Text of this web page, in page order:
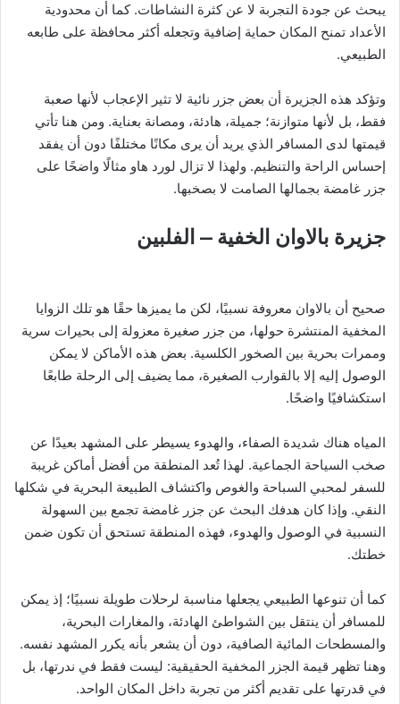
يبحث عن جودة التجربة لا عن كثرة النشاطات. كما أن محدودية
الأعداد تمنح المكان حماية إضافية وتجعله أكثر محافظة على طابعه
الطبيعي.
وتؤكد هذه الجزيرة أن بعض جزر نائية لا تثير الإعجاب لأنها صعبة
فقط، بل لأنها متوازنة؛ جميلة، هادئة، ومصانة بعناية. ومن هنا تأتي
قيمتها لدى المسافر الذي يريد أن يرى مكانًا مختلفًا دون أن يفقد
إحساس الراحة والتنظيم. ولهذا لا تزال لورد هاو مثالًا واضحًا على
جزر غامضة بجمالها الصامت لا بصخبها.
جزيرة بالاوان الخفية – الفلبين
صحيح أن بالاوان معروفة نسبيًا، لكن ما يميزها حقًا هو تلك الزوايا
المخفية المنتشرة حولها، من جزر صغيرة معزولة إلى بحيرات سرية
وممرات بحرية بين الصخور الكلسية. بعض هذه الأماكن لا يمكن
الوصول إليه إلا بالقوارب الصغيرة، مما يضيف إلى الرحلة طابعًا
استكشافيًا واضحًا.
المياه هناك شديدة الصفاء، والهدوء يسيطر على المشهد بعيدًا عن
صخب السياحة الجماعية. لهذا تُعد المنطقة من أفضل أماكن غريبة
للسفر لمحبي السباحة والغوص واكتشاف الطبيعة البحرية في شكلها
النقي. وإذا كان هدفك البحث عن جزر غامضة تجمع بين السهولة
النسبية في الوصول والهدوء، فهذه المنطقة تستحق أن تكون ضمن
خطتك.
كما أن تنوعها الطبيعي يجعلها مناسبة لرحلات طويلة نسبيًا؛ إذ يمكن
للمسافر أن ينتقل بين الشواطئ الهادئة، والمغارات البحرية،
والمسطحات المائية الصافية، دون أن يشعر بأنه يكرر المشهد نفسه.
وهنا تظهر قيمة الجزر المخفية الحقيقية: ليست فقط في ندرتها، بل
في قدرتها على تقديم أكثر من تجربة داخل المكان الواحد.